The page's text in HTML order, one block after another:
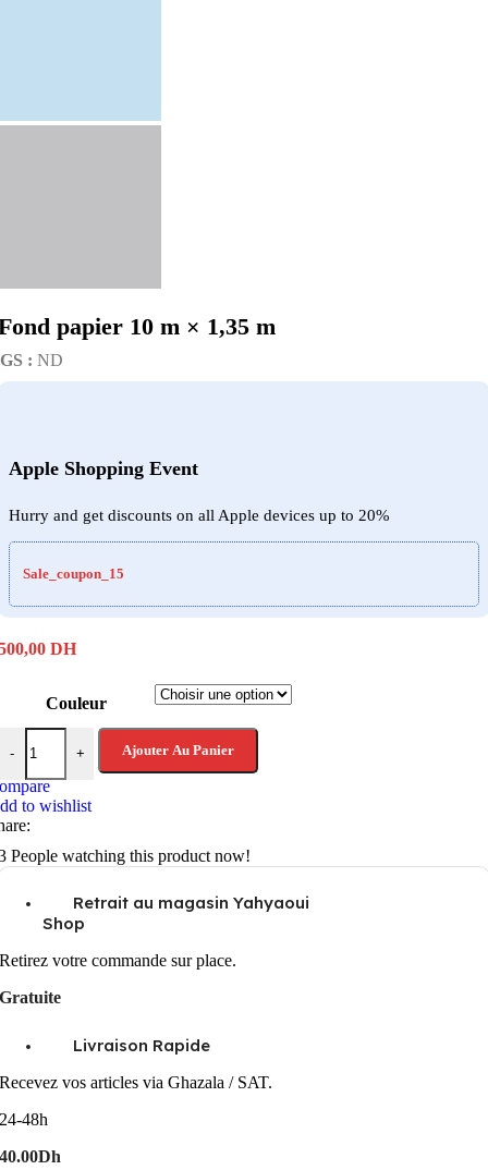
papier 10 m × 1,35 m
: ND
Apple Shopping Event
Hurry and get discounts on all Apple devices up to 20%
Sale_coupon_15
DH
Couleur
-
de Fond papier 10 m × 1,35 m
+ Ajouter Au Panier
to wishlist
People watching this product now!
Retrait au magasin Yahyaoui
Shop
Retirez votre commande sur place.
Gratuite
Livraison Rapide
Recevez vos articles via Ghazala / SAT.
24-48h
40.00Dh